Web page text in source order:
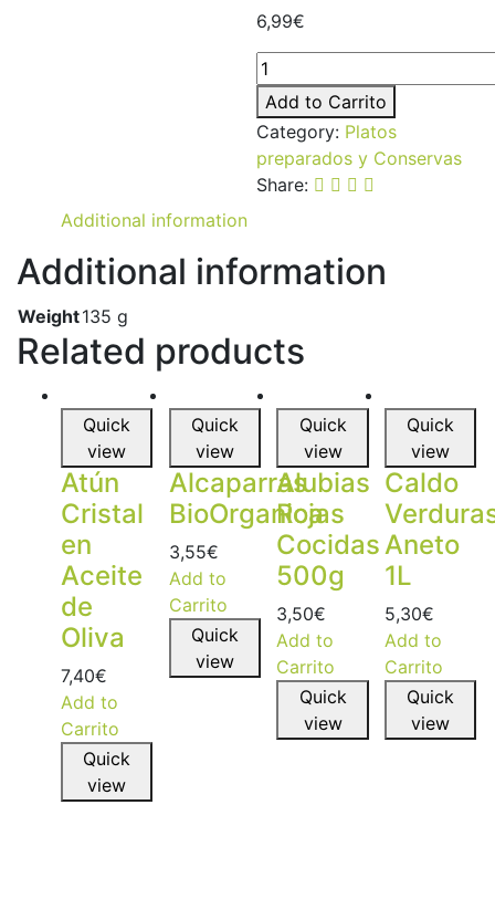
6,99€
Caballa
Cristal
en
Aceite
Oliva
quantity
Add to Carrito
Category: Platos
preparados y Conservas
Share:
Additional information
Additional information
Weight135 g
Related products
Quick
view
Atún
Cristal
en
Aceite
de
Oliva
7,40€
Add to
Carrito
Quick
view
Quick
view
Alcaparras
BioOrganica
3,55€
Add to
Carrito
Quick
view
Quick
view
Alubias
Rojas
Cocidas
500g
3,50€
Add to
Carrito
Quick
view
Quick
view
Caldo
Aneto
1L
5,30€
Add to
Carrito
Quick
view